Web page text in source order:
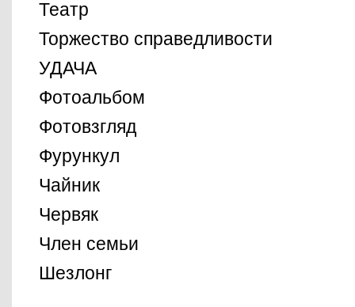
Театр
Торжество справедливости
УДАЧА
Фотоальбом
Фотовзгляд
Фурункул
Чайник
Червяк
Член семьи
Шезлонг